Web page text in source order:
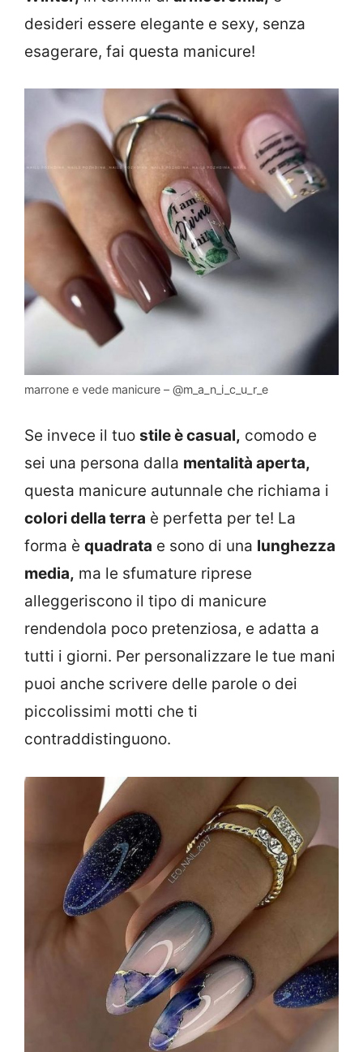
desideri essere elegante e sexy, senza
esagerare, fai questa manicure!
marrone e vede manicure – @m_a_n_i_c_u_r_e
Se invece il tuo stile è casual, comodo e
sei una persona dalla mentalità aperta,
questa manicure autunnale che richiama i
colori della terra è perfetta per te! La
forma è quadrata e sono di una lunghezza
media, ma le sfumature riprese
alleggeriscono il tipo di manicure
rendendola poco pretenziosa, e adatta a
tutti i giorni. Per personalizzare le tue mani
puoi anche scrivere delle parole o dei
piccolissimi motti che ti
contraddistinguono.